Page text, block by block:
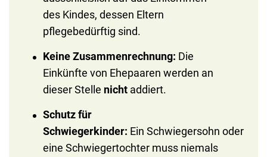
des Kindes, dessen Eltern
pflegebedürftig sind.
Keine Zusammenrechnung: Die
Einkünfte von Ehepaaren werden an
dieser Stelle nicht addiert.
Schutz für
Schwiegerkinder: Ein Schwiegersohn oder
eine Schwiegertochter muss niemals